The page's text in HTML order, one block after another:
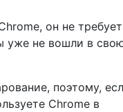
он не требует
уже не вошли в
поэтому,
Chrome в